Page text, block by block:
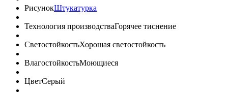
РисунокШтукатурка
Технология производстваГорячее тиснение
СветостойкостьХорошая светостойкость
ВлагостойкостьМоющиеся
ЦветСерый